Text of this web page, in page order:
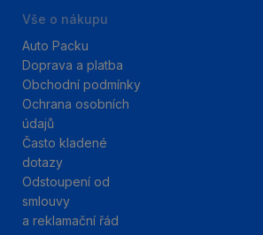
Vše o nákupu
Auto Packu
Doprava a platba
Obchodní podmínky
Ochrana osobních
údajů
Často kladené
dotazy
Odstoupení od
smlouvy
a reklamační řád